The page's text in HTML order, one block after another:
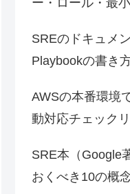
SREのドキュメ
Playbookの書き
AWSの本番環境
動対応チェック
SRE本（Google
おくべき10の概